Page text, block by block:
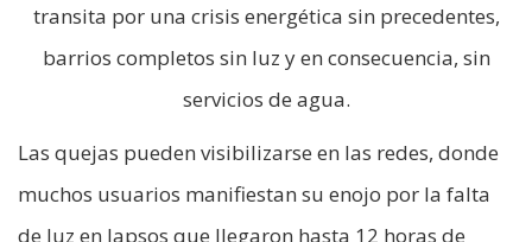
transita por una crisis energética sin precedentes,
barrios completos sin luz y en consecuencia, sin
servicios de agua.
Las quejas pueden visibilizarse en las redes, donde
muchos usuarios manifiestan su enojo por la falta
de luz en lapsos que llegaron hasta 12 horas de